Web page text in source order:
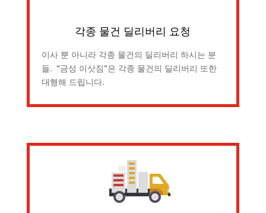
각종 물건 딜리버리 요청
이사 뿐 아니라 각종 물건의 딜리버리 하시는 분
들. “금성 이삿짐”은 각종 물건의 딜리버리 또한
대행해 드립니다.